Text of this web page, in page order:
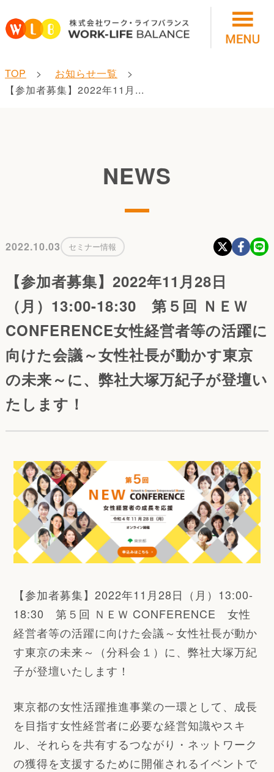
TOP
お知らせ一覧
【参加者募集】2022年11月...
NEWS
2022.10.03 セミナー情報
【参加者募集】2022年11月28日
（月）13:00-18:30 第５回 ＮＥＷ
CONFERENCE女性経営者等の活躍に
向けた会議～女性社長が動かす東京
の未来～に、弊社大塚万紀子が登壇い
たします！
【参加者募集】2022年11月28日（月） 13:00-
18:30 第５回 ＮＥＷ CONFERENCE 女性
経営者等の活躍に向けた会議～女性社長が動か
す東京の未来～（分科会１） に、弊社大塚万紀
子が登壇いたします！
東京都の女性活躍推進事業の一環として、成長
を目指す女性経営者に必要な経営知識やスキ
ル、それらを共有するつながり・ネットワーク
の獲得を支援するために開催されるイベントで